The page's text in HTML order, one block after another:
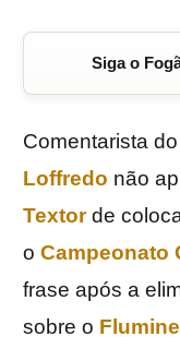
Siga o
Comentarista do
Loffredo não
Textorde
o Campeonato
frase após a
sobre o